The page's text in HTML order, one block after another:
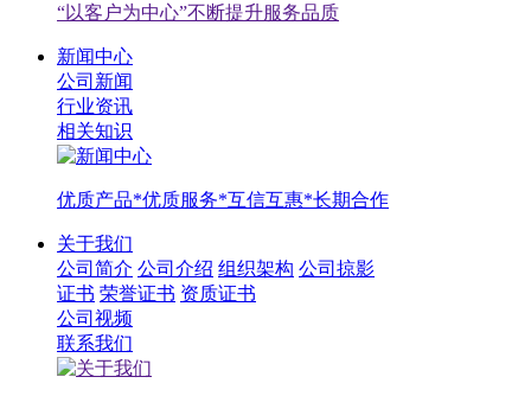
“以客户为中心”不断提升服务品质
新闻中心
公司新闻
行业资讯
相关知识
优质产品*优质服务*互信互惠*长期合作
关于我们
公司简介 公司介绍 组织架构 公司掠影
证书 荣誉证书 资质证书
公司视频
联系我们